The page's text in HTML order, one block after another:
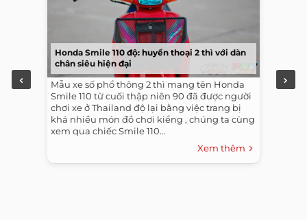
Honda Smile 110 độ: huyền thoại 2 thì với dàn
chân siêu hiện đại
Mẫu xe số phổ thông 2 thì mang tên Honda
Smile 110 từ cuối thập niên 90 đã được người
chơi xe ở Thailand độ lại bằng việc trang bị
khá nhiều món đồ chơi kiểng , chúng ta cùng
xem qua chiếc Smile 110...
Xem thêm